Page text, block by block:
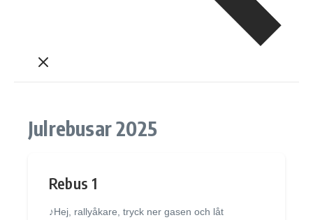
Julrebusar 2025
Rebus 1
♪Hej, rallyåkare, tryck ner gasen och låt